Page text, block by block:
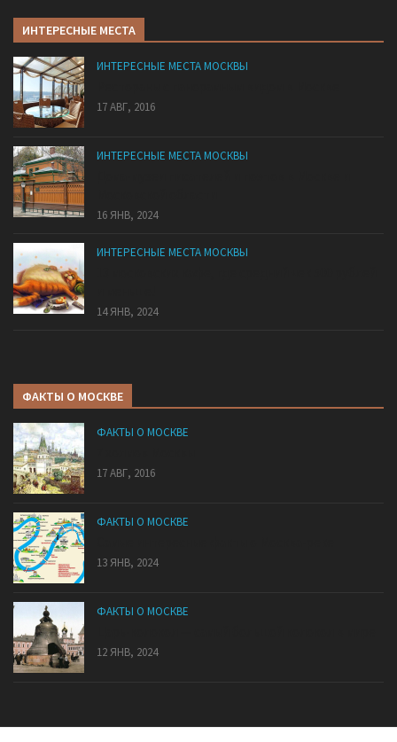
ИНТЕРЕСНЫЕ МЕСТА
ИНТЕРЕСНЫЕ МЕСТА МОСКВЫ
17 АВГ, 2016
ИНТЕРЕСНЫЕ МЕСТА МОСКВЫ
16 ЯНВ, 2024
ИНТЕРЕСНЫЕ МЕСТА МОСКВЫ
14 ЯНВ, 2024
ФАКТЫ О МОСКВЕ
ФАКТЫ О МОСКВЕ
17 АВГ, 2016
ФАКТЫ О МОСКВЕ
13 ЯНВ, 2024
ФАКТЫ О МОСКВЕ
12 ЯНВ, 2024